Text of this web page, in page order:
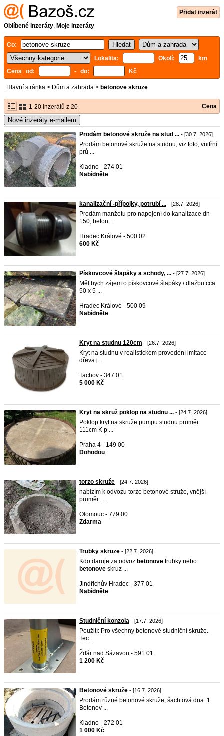
Přidat inzerát
Oblíbené inzeráty, Moje inzeráty
Co:
Lokalita:
Okolí:
km
Cena od:
- do: Kč
Hlavní stránka > Dům a zahrada > betonove skruze
1-20 inzerátů z 20 Cena
Nové inzeráty e-mailem
Prodám betonové skruže na stud ... - [30.7. 2026]
Prodám betonové skruže na studnu, viz foto, vnitřní
prů ...
Kladno - 274 01
Nabídněte
kanalizační -přípojky, potrubí ... - [28.7. 2026]
Prodám manžetu pro napojení do kanalizace dn
150, beton ...
Hradec Králové - 500 02
600 Kč
Pískovcové šlapáky a schody, ... - [27.7. 2026]
Měl bych zájem o pískovcové šlapáky / dlažbu cca
50 x 5 ...
Hradec Králové - 500 09
Nabídněte
Kryt na studnu 120cm - [26.7. 2026]
Kryt na studnu v realistickém provedení imitace
dřeva j ...
Tachov - 347 01
5 000 Kč
Kryt na skruž poklop na studnu ... - [24.7. 2026]
Poklop kryt na skruže pumpu studnu průměr
111cm K p ...
Praha 4 - 149 00
Dohodou
torzo skruže - [24.7. 2026]
nabízím k odvozu torzo betonové struže, vnější
průměr ...
Olomouc - 779 00
Zdarma
Trubky skruze - [22.7. 2026]
Kdo daruje za odvoz betonove trubky nebo
betonove skruz ...
Jindřichův Hradec - 377 01
Nabídněte
Studniční konzola - [17.7. 2026]
Použití: Pro všechny betonové studniční skruže.
Tec ...
Žďár nad Sázavou - 591 01
1 200 Kč
Betonové skruže - [16.7. 2026]
Prodám různé betonové skruže, šachtová dna. 1.
Betonov ...
Kladno - 272 01
1 000 Kč